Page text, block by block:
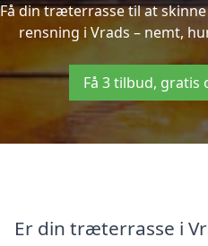
Få din træterrasse til at
rensning i Vrads – nemt,
Få 3 tilbud,
Er din træterrasse i